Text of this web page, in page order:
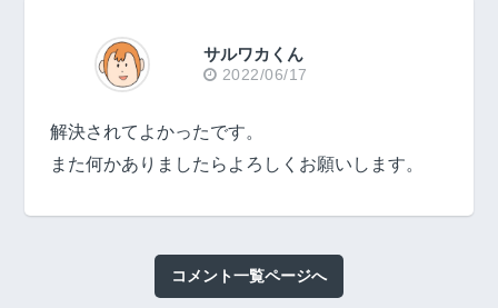
サルワカくん
2022/06/17
解決されてよかったです。
また何かありましたらよろしくお願いします。
コメント一覧ページへ